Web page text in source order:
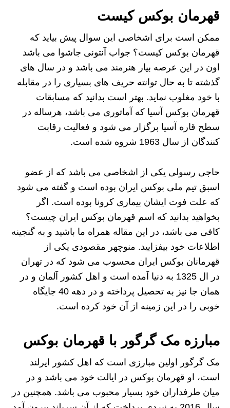
قهرمان بوکس کیست
ممکن است برای اشخاصی این سوال پیش بیاید که
قهرمان بوکس کیست؟ جواب آنتونی جاشوا می باشد
اون در این عرصه بیار هنرمند می باشد و در سال های
گذشته تا به حال توانته حریف های بسیاری را در مقابله
با خود مغلوب نماید. بهتر است بدانید که مسابقات
قهرمان بوکس آسیا که آماتوری می باشد، هرساله در
سطح قاره آسیا برگزار می شود و فعالیت رقابت
کنندگان از سال 1963 شروه شده است.
حاجی رسولی یکی از اشخاصی می باشد که از عضو
اسبق تیم ملی بوکس ایران بوده است و گفته می شود
که علت فوت ایشان بیماری کرونا بوده است. اگر
بخواهید بدانید که اسم قهرمان بوکس ایران چیست؟
کافی می باشد، در این مقاله همراه ما باشید و به گنجینه
اطلاعات خود بیفزایید. منوچهر مقصودی یکی از
قهرمانان بوکس ایران محسوب می شود که در تهران
در ال 1325 به دنیا آمده است و اهل کشور آلمان و در
همان جا نیز به تحصیل پرداخته و در دهه 40 جایگاه
خوبی را در این زمینه از آن خود کرده است.
مبارزه مک گرگور با قهرمان بوکس
مک گرگور اولین مبارزی است که اهل کشور ایرلند
است، او قهرمان بوکس در ایالت خود می باشد و در
میان طرفداران خود بسیار محبوب می باشد. همچنین در